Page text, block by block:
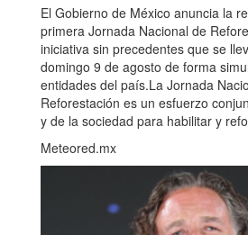
El Gobierno de México anuncia la
primera Jornada Nacional de
iniciativa sin precedentes que se
domingo 9 de agosto de forma
entidades del país.La Jornada
Reforestación es un esfuerzo
y de la sociedad para habilitar y
Meteored.mx